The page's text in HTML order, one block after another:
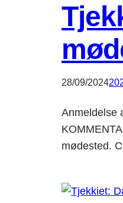
28/09/2024
Anmeldelse
mødested.